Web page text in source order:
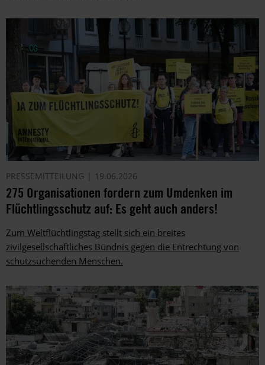
PRESSEMITTEILUNG 19.06.2026
275 Organisationen fordern zum Umdenken im
Flüchtlingsschutz auf: Es geht auch anders!
Zum Weltflüchtlingstag stellt sich ein breites
zivilgesellschaftliches Bündnis gegen die Entrechtung von
schutzsuchenden Menschen.